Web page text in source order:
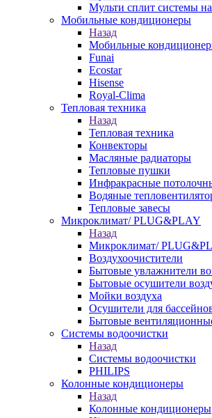
Мульти сплит системы
Мобильные кондиционеры
Назад
Мобильные
Funai
Ecostar
Hisense
Royal-Clima
Тепловая техника
Назад
Тепловая техника
Конвекторы
Масляные радиаторы
Тепловые пушки
Инфракрасные
Водяные
Тепловые завесы
Микроклимат/ PLUG&PLAY
Назад
Микроклимат/
Воздухоочистители
Бытовые увлажнители
Бытовые осушители
Мойки воздуха
Осушители для
Бытовые
Системы водоочистки
Назад
Системы водоочистки
PHILIPS
Колонные кондиционеры
Назад
Колонные кондиционеры